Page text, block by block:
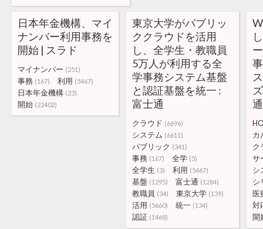
日本年金機構、マイ
ナンバー利用事務を
開始 | スラド
マイナンバー (251)
事務 (167) 利用 (5467)
日本年金機構 (23)
開始 (22402)
東京大学がパブリッ
ククラウドを活用
し、全学生・教職員
5万人が利用する全
学事務システム基盤
と認証基盤を統一 :
富士通
クラウド (6696)
システム (6611)
パブリック (341)
事務 (167) 全学 (5)
全学生 (3) 利用 (5467)
基盤 (1295) 富士通 (1284)
教職員 (34) 東京大学 (139)
活用 (5660) 統一 (134)
認証 (1468)
通
カ
ク
サ
シ
シ
医
対
開